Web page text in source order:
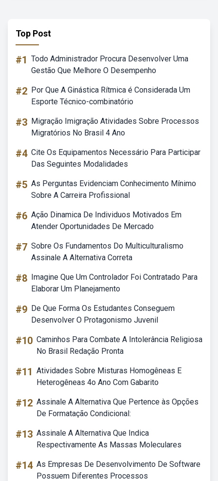
Top Post
#1 Todo Administrador Procura Desenvolver Uma
Gestão Que Melhore O Desempenho
#2 Por Que A Ginástica Rítmica é Considerada Um
Esporte Técnico-combinatório
#3 Migração Imigração Atividades Sobre Processos
Migratórios No Brasil 4 Ano
#4 Cite Os Equipamentos Necessário Para Participar
Das Seguintes Modalidades
#5 As Perguntas Evidenciam Conhecimento Mínimo
Sobre A Carreira Profissional
#6 Ação Dinamica De Individuos Motivados Em
Atender Oportunidades De Mercado
#7 Sobre Os Fundamentos Do Multiculturalismo
Assinale A Alternativa Correta
#8 Imagine Que Um Controlador Foi Contratado Para
Elaborar Um Planejamento
#9 De Que Forma Os Estudantes Conseguem
Desenvolver O Protagonismo Juvenil
#10 Caminhos Para Combate A Intolerância Religiosa
No Brasil Redação Pronta
#11 Atividades Sobre Misturas Homogêneas E
Heterogêneas 4o Ano Com Gabarito
#12 Assinale A Alternativa Que Pertence às Opções
De Formatação Condicional:
#13 Assinale A Alternativa Que Indica
Respectivamente As Massas Moleculares
#14 As Empresas De Desenvolvimento De Software
Possuem Diferentes Processos